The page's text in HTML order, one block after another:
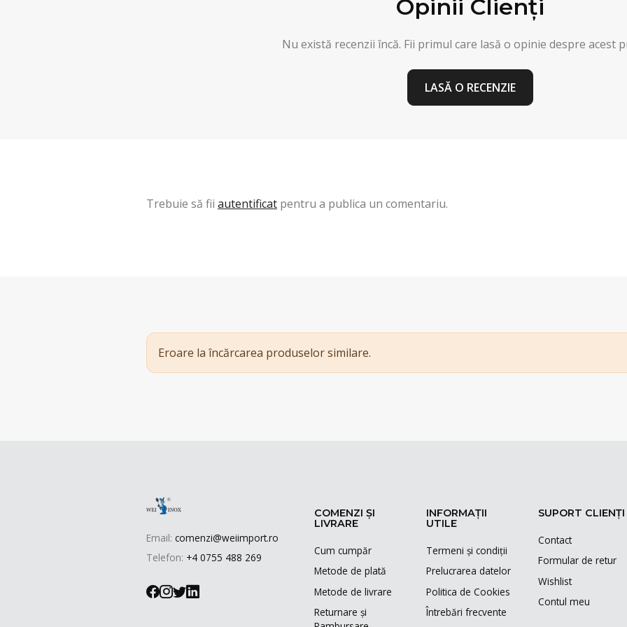
Opinii Clienți
Nu există recenzii încă. Fii primul care lasă o opinie despre acest
LASĂ O RECENZIE
Trebuie să fii autentificat pentru a publica un comentariu.
Eroare la încărcarea produselor similare.
Email: comenzi@weiimport.ro
Telefon: +4 0755 488 269
COMENZI ȘI
LIVRARE
Cum cumpăr
Metode de plată
Metode de livrare
Returnare și
INFORMAȚII
UTILE
Termeni și condiții
Prelucrarea datelor
Politica de Cookies
Întrebări frecvente
SUPORT CLIENȚI
Contact
Formular de retur
Wishlist
Contul meu